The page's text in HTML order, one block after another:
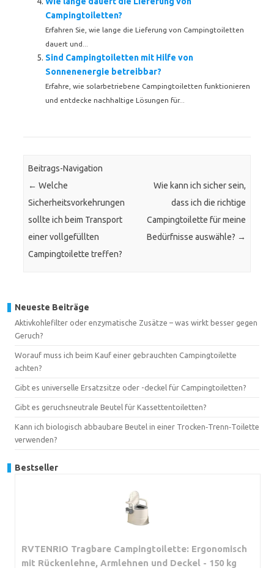
Campingtoiletten?
Erfahren Sie, wie lange die Lieferung von Campingtoiletten
dauert und...
Sind Campingtoiletten mit Hilfe von
Sonnenenergie betreibbar?
Erfahre, wie solarbetriebene Campingtoiletten funktionieren
und entdecke nachhaltige Lösungen für...
Beitrags-Navigation
← Welche
Sicherheitsvorkehrungen
sollte ich beim Transport
einer vollgefüllten
Campingtoilette treffen?
Wie kann ich sicher sein,
dass ich die richtige
Campingtoilette für meine
Bedürfnisse auswähle? →
Neueste Beiträge
Aktivkohlefilter oder enzymatische Zusätze – was wirkt besser gegen
Geruch?
Worauf muss ich beim Kauf einer gebrauchten Campingtoilette
achten?
Gibt es universelle Ersatzsitze oder -deckel für Campingtoiletten?
Gibt es geruchsneutrale Beutel für Kassettentoiletten?
Kann ich biologisch abbaubare Beutel in einer Trocken‑Trenn‑Toilette
verwenden?
Bestseller
RVTENRIO Tragbare Campingtoilette: Ergonomisch
mit Rückenlehne, Armlehnen und Deckel - 150 kg